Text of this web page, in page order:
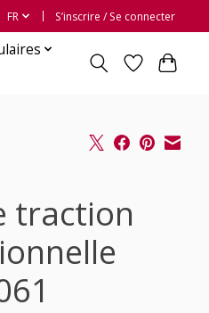
FR S’inscrire / Se connecter
traction